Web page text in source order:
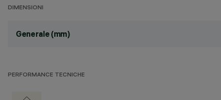
DIMENSIONI
Generale (mm)
PERFORMANCE TECNICHE